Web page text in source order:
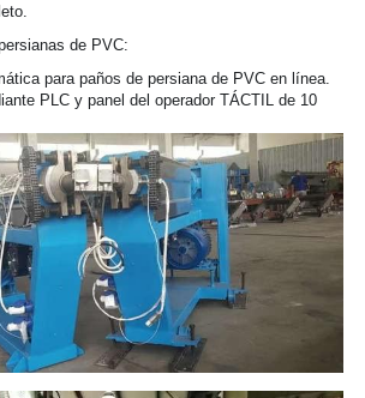
de PVC:
para paños de persiana de PVC en línea.
PLC y panel del operador TÁCTIL de 10